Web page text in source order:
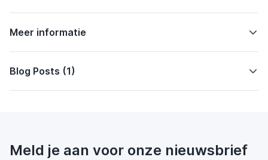
Meer informatie
Blog Posts (1)
Meld je aan voor onze nieuwsbrief